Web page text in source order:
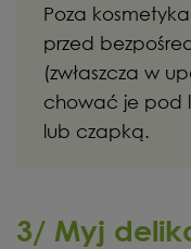
Poza
przed
(zwłaszcza w
chować je pod
lub czapką.
3/ Myj